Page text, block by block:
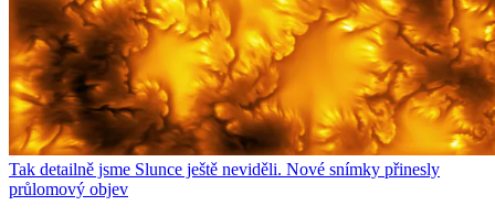
Tak detailně jsme Slunce ještě neviděli. Nové snímky přinesly
průlomový objev